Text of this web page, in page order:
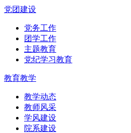
党团建设
党务工作
团学工作
主题教育
党纪学习教育
教育教学
教学动态
教师风采
学风建设
院系建设